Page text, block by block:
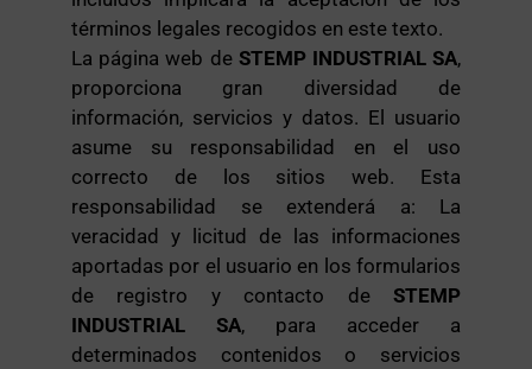
términos legales recogidos en este texto.
La página web de STEMP INDUSTRIAL SA,
proporciona gran diversidad de
información, servicios y datos. El usuario
asume su responsabilidad en el uso
correcto de los sitios web. Esta
responsabilidad se extenderá a: La
veracidad y licitud de las informaciones
aportadas por el usuario en los formularios
de registro y contacto de STEMP
INDUSTRIAL SA, para acceder a
determinados contenidos o servicios